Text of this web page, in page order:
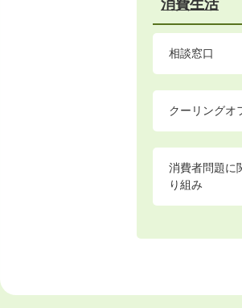
消費生活
相談窓口
クーリングオ
消費者問題に
り組み